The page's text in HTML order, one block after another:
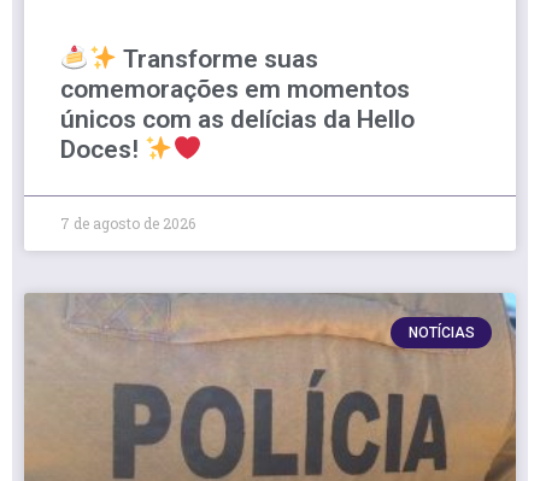
Transforme suas
comemorações em momentos
únicos com as delícias da Hello
Doces!
7 de agosto de 2026
NOTÍCIAS